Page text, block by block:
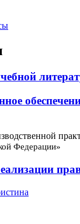
Федерации»